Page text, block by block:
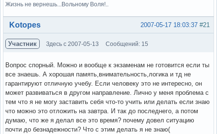
Жизнь не вернешь...Вольному Воля!..
Вне форума #21
2007-05-17 18:03:37
Kotopes
Участник Здесь с 2007-05-13 Сообщений: 15
Вопрос спорный. Можно и вообще к экзаменам не готовится если ты
все знаешь. А хорошая память,внимательность,логика и тд не
гарантируют отличную учебу. Если человеку это не интересно, он
может развиваться в другом направление. Лично у меня проблема с
тем что я не могу заставить себя что-то учить или делать если знаю
что можно это отложить на завтра. И так до последнего, а потом
думаю, что же я делал все это время? почему довел ситуацию
почти до безнадежности? Что с этим делать я не знаю(